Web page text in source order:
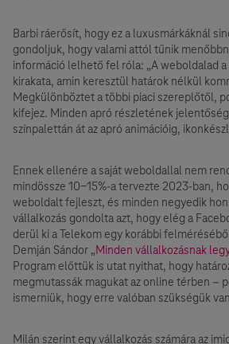
Barbi ráerősít, hogy ez a luxusmárkáknál
gondoljuk, hogy valami attól tűnik
információ lelhető fel róla: „A weboldalad
kirakata, amin keresztül határok nélkül
Megkülönböztet a többi piaci szereplőtől,
kifejez. Minden apró részletének
színpalettán át az apró animációig,
Ennek ellenére a saját weboldallal nem
mindössze 10-15%-a tervezte 2023-ban,
weboldalt fejleszt, és minden negyedik
vállalkozás gondolta azt, hogy elég a
derül ki a Telekom egy korábbi
Demján Sándor „Minden vállalkozásnak
Program előttük is utat nyithat, hogy
megmutassák magukat az online térben –
ismerniük, hogy erre valóban szükségük
Milán szerint egy vállalkozás számára az